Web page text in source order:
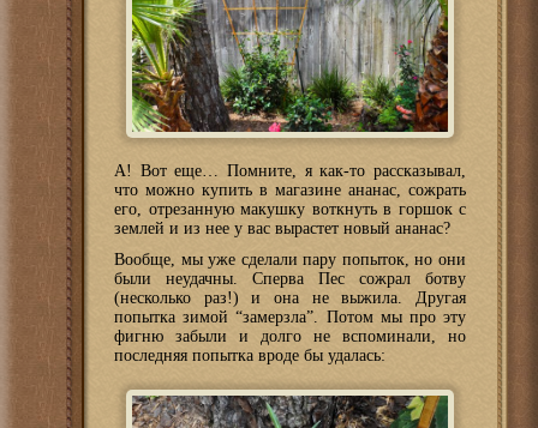
А! Вот еще… Помните, я как-то рассказывал,
что можно купить в магазине ананас, сожрать
его, отрезанную макушку воткнуть в горшок с
землей и из нее у вас вырастет новый ананас?
Вообще, мы уже сделали пару попыток, но они
были неудачны. Сперва Пес сожрал ботву
(несколько раз!) и она не выжила. Другая
попытка зимой “замерзла”. Потом мы про эту
фигню забыли и долго не вспоминали, но
последняя попытка вроде бы удалась: